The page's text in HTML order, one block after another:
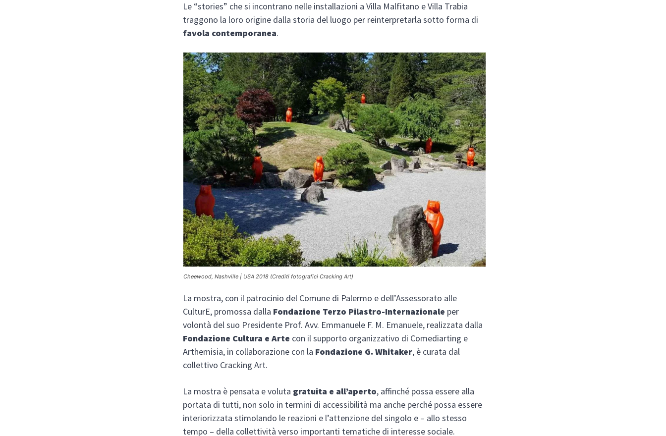
Le “stories” che si incontrano nelle installazioni a Villa Malfitano e Villa Trabia
traggono la loro origine dalla storia del luogo per reinterpretarla sotto forma di
favola contemporanea.
Cheewood, Nashville | USA 2018 (Crediti fotografici Cracking Art)
La mostra, con il patrocinio del Comune di Palermo e dell’Assessorato alle
CulturE, promossa dalla Fondazione Terzo Pilastro-Internazionale per
volontà del suo Presidente Prof. Avv. Emmanuele F. M. Emanuele, realizzata dalla
Fondazione Cultura e Arte con il supporto organizzativo di Comediarting e
Arthemisia, in collaborazione con la Fondazione G. Whitaker, è curata dal
collettivo Cracking Art.
La mostra è pensata e voluta gratuita e all’aperto, affinché possa essere alla
portata di tutti, non solo in termini di accessibilità ma anche perché possa essere
interiorizzata stimolando le reazioni e l’attenzione del singolo e – allo stesso
tempo – della collettività verso importanti tematiche di interesse sociale.